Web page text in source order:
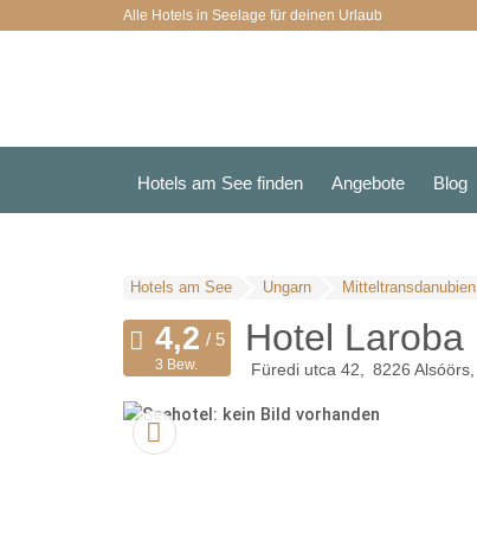
Alle Hotels in Seelage für deinen Urlaub
Hotels am See finden Angebote Blog
Hotels am See Ungarn Mitteltransdanubien
Hotel Laroba
Füredi utca 42 8226 Alsóörs
3 Bew.